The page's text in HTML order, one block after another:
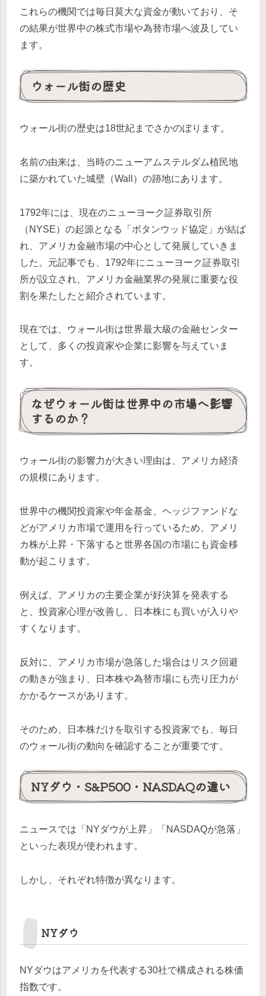
これらの機関では毎日莫大な資金が動いており、そ
の結果が世界中の株式市場や為替市場へ波及してい
ます。
ウォール街の歴史
ウォール街の歴史は18世紀までさかのぼります。
名前の由来は、当時のニューアムステルダム植民地
に築かれていた城壁（Wall）の跡地にあります。
1792年には、現在のニューヨーク証券取引所
（NYSE）の起源となる「ボタンウッド協定」が結ば
れ、アメリカ金融市場の中心として発展していきま
した。元記事でも、1792年にニューヨーク証券取引
所が設立され、アメリカ金融業界の発展に重要な役
割を果たしたと紹介されています。
現在では、ウォール街は世界最大級の金融センター
として、多くの投資家や企業に影響を与えていま
す。
なぜウォール街は世界中の市場へ影響
するのか？
ウォール街の影響力が大きい理由は、アメリカ経済
の規模にあります。
世界中の機関投資家や年金基金、ヘッジファンドな
どがアメリカ市場で運用を行っているため、アメリ
カ株が上昇・下落すると世界各国の市場にも資金移
動が起こります。
例えば、アメリカの主要企業が好決算を発表する
と、投資家心理が改善し、日本株にも買いが入りや
すくなります。
反対に、アメリカ市場が急落した場合はリスク回避
の動きが強まり、日本株や為替市場にも売り圧力が
かかるケースがあります。
そのため、日本株だけを取引する投資家でも、毎日
のウォール街の動向を確認することが重要です。
NYダウ・S&P500・NASDAQの違い
ニュースでは「NYダウが上昇」「NASDAQが急落」
といった表現が使われます。
しかし、それぞれ特徴が異なります。
NYダウ
NYダウはアメリカを代表する30社で構成される株価
指数です。